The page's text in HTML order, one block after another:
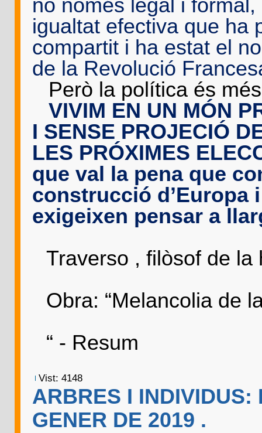
no només legal i
igualtat efectiva que ha
compartit i ha estat el
de la Revolució
Però la política és
VIVIM EN UN MÓN
I SENSE PROJECIÓ
LES PRÓXIMES
que val la pena que
construcció d’Europa
exigeixen pensar a
Traverso , filòsof de la
Obra: “Melancolia de
“ -
Vist: 4148
ARBRES I INDIVIDUS:
GENER DE 2019 .